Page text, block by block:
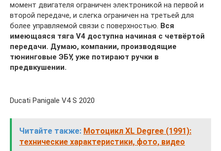
момент двигателя ограничен электроникой на первой и
второй передаче, и слегка ограничен на третьей для
более управляемой связи с поверхностью. Вся
имеющаяся тяга V4 доступна начиная с четвёртой
передачи. Думаю, компании, производящие
тюнинговые ЭБУ, уже потирают ручки в
предвкушении.
Ducati Panigale V4 S 2020
Читайте также: Мотоцикл XL Degree (1991):
технические характеристики, фото, видео